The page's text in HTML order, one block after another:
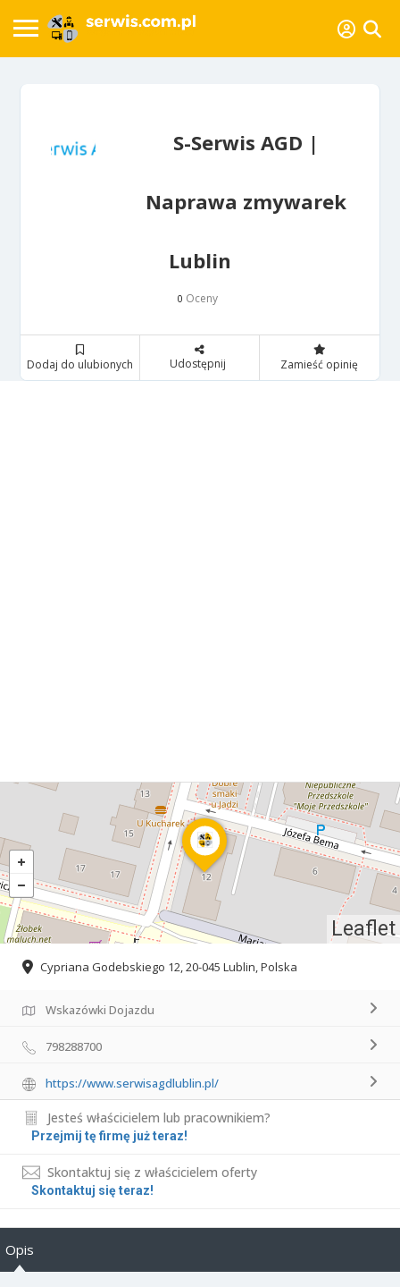
S-Serwis AGD |
Naprawa zmywarek
Lublin
0 Oceny
Dodaj do ulubionych Udostępnij Zamieść opinię
Leaflet
Cypriana Godebskiego 12, 20-045 Lublin, Polska
Wskazówki Dojazdu
798288700
https://www.serwisagdlublin.pl/
Jesteś właścicielem lub pracownikiem?
Przejmij tę firmę już teraz!
Skontaktuj się z właścicielem oferty
Skontaktuj się teraz!
Opis